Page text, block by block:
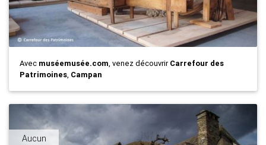
Avec muséemusée.com, venez découvrirCarrefour des
Patrimoines, Campan
Aucun